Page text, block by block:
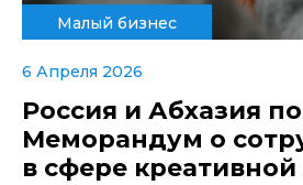
Малый бизнес
6 Апреля 2026
Россия и Абхазия
Меморандум о
в сфере